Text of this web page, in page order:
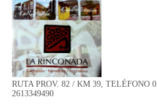
RUTA PROV. 82 / KM 39, TELÉFONO
2613349490